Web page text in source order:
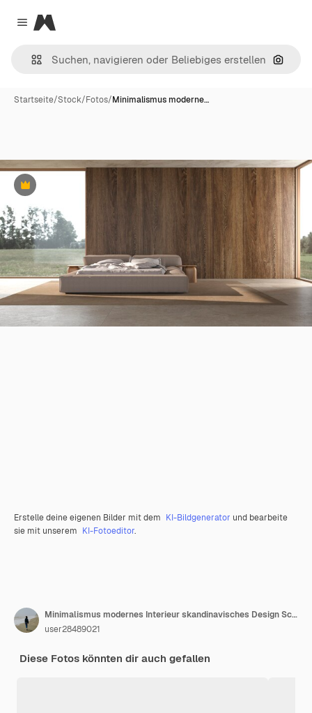
Close menu
Magnific
Nach
Startseite/Stock/Fotos/Minimalismus moderne…
Premium
Erstelle deine eigenen Bilder mit dem KI-Bildgenerator und bearbeite
sie mit unserem KI-Fotoeditor.
Minimalismus modernes Interieur skandinavisches Design Schlafzimmer mit Wandmodell 3D-Rendering-Illustration
user28489021
Diese Fotos könnten dir auch gefallen